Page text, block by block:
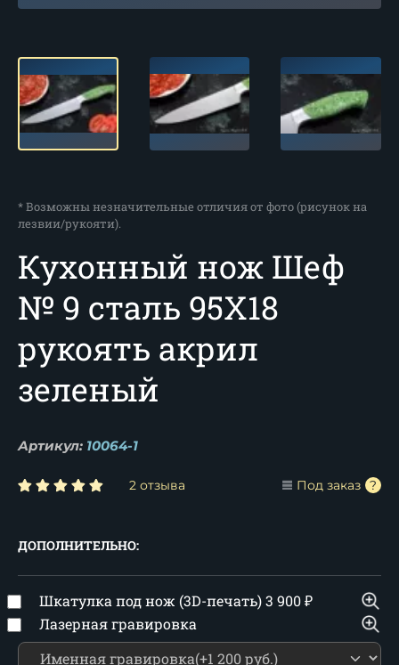
* Возможны незначительные отличия от фото (рисунок на
лезвии/рукояти).
Кухонный нож Шеф
№ 9 сталь 95Х18
рукоять акрил
зеленый
Артикул: 10064-1
2 отзыва Под заказ
ДОПОЛНИТЕЛЬНО:
Шкатулка под нож (3D-печать)3 900₽
Лазерная гравировка